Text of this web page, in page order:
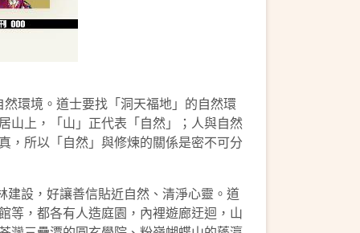
環境。道士要找「洞天福地」的自然環
山上，「山」正代表「自然」；人與自然
，所以「自然」與修煉的關係是密不可分
設，好讓善信貼近自然、清淨心靈。道
等，都各有人造庭園，內裡遊廊迂迴，山